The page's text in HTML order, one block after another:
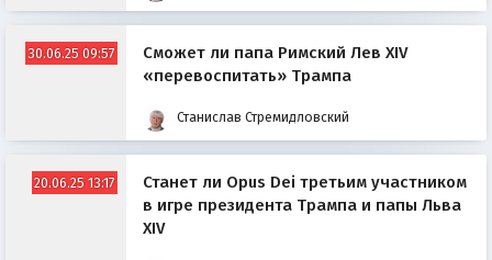
30.06.25 09:57
Сможет ли папа Римский Лев XIV
«перевоспитать» Трампа
Станислав Стремидловский
20.06.25 13:17
Станет ли Opus Dei третьим участником
в игре президента Трампа и папы Льва
XIV